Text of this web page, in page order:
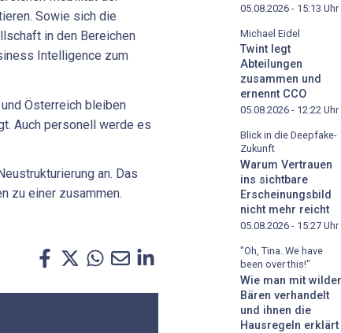
Sowie sich die
in den Bereichen
Intelligence zum
Österreich bleiben
Auch personell werde es
an. Das
zu einer zusammen.
05.08.2026 - 15:13 Uhr
Michael Eidel
Twint legt
Abteilungen
zusammen und
ernennt CCO
05.08.2026 - 12:22 Uhr
Blick in die Deepfake-
Zukunft
Warum Vertrauen
ins sichtbare
Erscheinungsbild
nicht mehr reicht
05.08.2026 - 15:27 Uhr
"Oh, Tina. We have
been over this!"
Wie man mit
Bären verhandelt
und ihnen die
Hausregeln erklärt